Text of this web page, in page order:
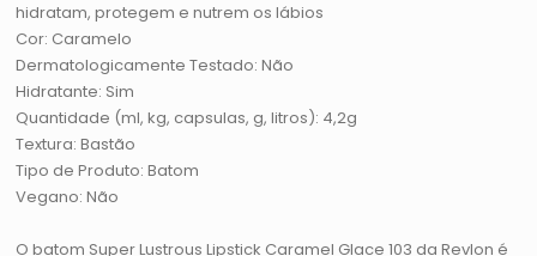
hidratam, protegem e nutrem os lábios
Cor: Caramelo
Dermatologicamente Testado: Não
Hidratante: Sim
Quantidade (ml, kg, capsulas, g, litros): 4,2g
Textura: Bastão
Tipo de Produto: Batom
Vegano: Não
O batom Super Lustrous Lipstick Caramel Glace 103 da Revlon é